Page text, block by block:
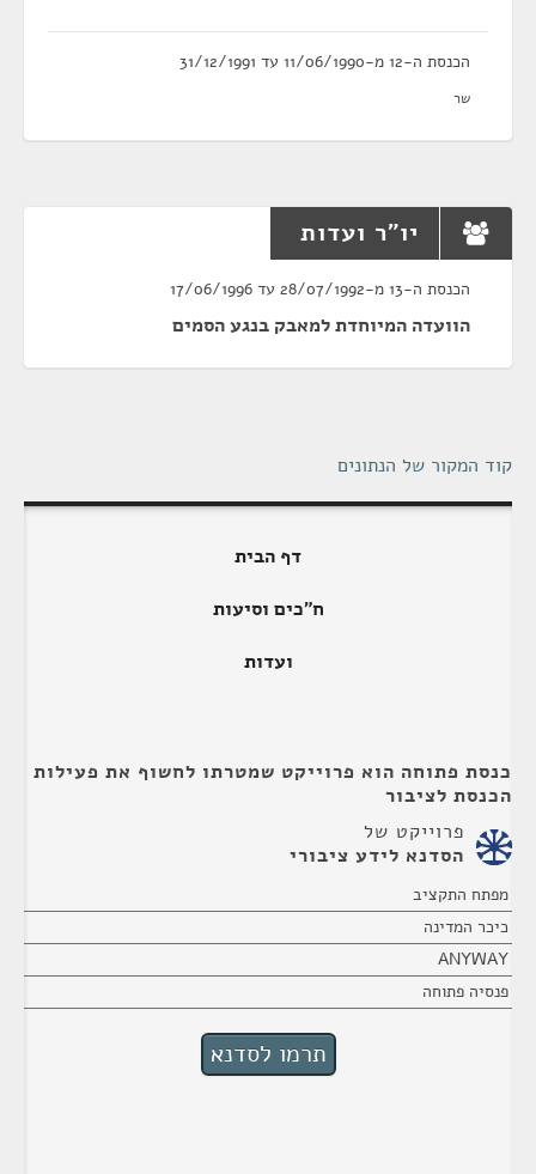
הכנסת ה-12 מ-11/06/1990 עד 31/12/1991
שר
יו"ר ועדות
הכנסת ה-13 מ-28/07/1992 עד 17/06/1996
הוועדה המיוחדת למאבק בנגע הסמים
קוד המקור של הנתונים
דף הבית
ח"כים וסיעות
ועדות
כנסת פתוחה הוא פרוייקט שמטרתו לחשוף את פעילות
הכנסת לציבור
פרוייקט של
הסדנא לידע ציבורי
מפתח התקציב
כיכר המדינה
ANYWAY
פנסיה פתוחה